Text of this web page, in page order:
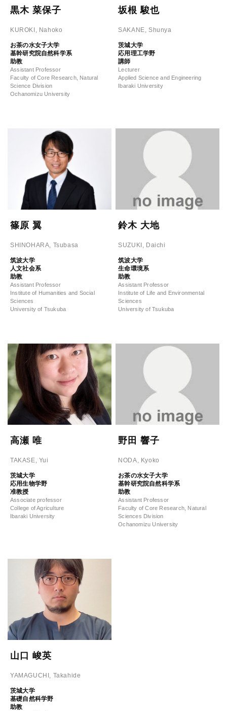
黒木 菜保子
KUROKI, Nahoko
お茶の水女子大学
基幹研究院自然科学系
助教
Assistant Professor
Faculty of Core Research, Natural
Science Division
Ochanomizu University
坂根 駿也
SAKANE, Shunya
茨城大学
応用理工学野
講師
Lecturer
Applied Science and Engineering
Ibaraki University
篠原 翼
SHINOHARA, Tsubasa
筑波大学
人文社会系
助教
Assistant Professor
Institute of Humanities and Social
Sciences
University of Tsukuba
鈴木 大地
SUZUKI, Daichi
筑波大学
生命環境系
助教
Assistant Professor
Institute of Life and Environmental
Sciences
University of Tsukuba
高瀬 唯
TAKASE, Yui
茨城大学
応用生物学野
准教授
Associate professor
College of Agriculture
Ibaraki University
野田 響子
NODA, Kyoko
お茶の水女子大学
基幹研究院自然科学系
助教
Assistant Professor
Faculty of Core Research, Natural
Sciences Division
Ochanomizu University
山口 峻英
YAMAGUCHI, Takahide
茨城大学
基礎自然科学野
助教